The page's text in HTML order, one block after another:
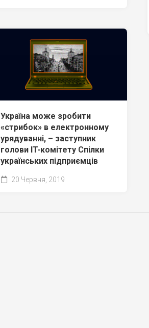
Україна може зробити
«стрибок» в електронному
урядуванні, – заступник
голови IT-комітету Спілки
українських підприємців
20 Червня, 2019